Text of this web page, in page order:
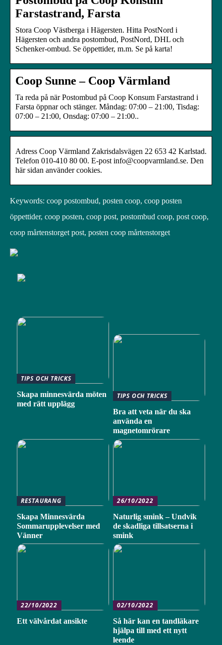
Farstastrand, Farsta
Stora Coop Västberga i Hägersten. Hitta PostNord i
Hägersten och andra postombud, PostNord, DHL och
Schenker-ombud. Se öppettider, m.m. Se på karta!
Coop Sunne – Coop Värmland
Ta reda på när Postombud på Coop Konsum Farstastrand i
Farsta öppnar och stänger. Måndag: 07:00 – 21:00, Tisdag:
07:00 – 21:00, Onsdag: 07:00 – 21:00..
Adress Coop Värmland Zakrisdalsvägen 22 653 42 Karlstad.
Telefon 010-410 80 00. E-post info@coopvarmland.se. Den
här sidan använder cookies.
Keywords: coop postombud, posten coop, coop posten
öppettider, coop posten, coop post, postombud coop, post coop,
coop mårtenstorget post, posten coop mårtenstorget
TIPS OCH TRICKS
Skapa minnesvärda möten
med rätt upplägg
TIPS OCH TRICKS
Bra att veta när du ska
använda en
magnetomrörare
RESTAURANG
Skapa Minnesvärda
Sommarupplevelser med
Vänner
26/10/2022
Naturlig smink – Undvik
de skadliga tillsatserna i
smink
22/10/2022
Ett välvårdat ansikte
02/10/2022
Så här kan en tandläkare
hjälpa till med ett nytt
leende